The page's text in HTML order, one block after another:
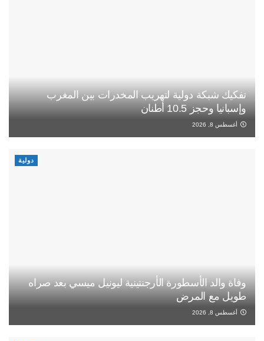
تفكيك شبكة دولية لتهريب المخدرات بين المغرب
وإسبانيا وحجز 10.5 أطنان
أغسطس 8, 2026
دولية
وفاة والد الأسطورة الأرجنتينية ليونيل ميسي بعد صراه
طويل مع المرض
أغسطس 8, 2026